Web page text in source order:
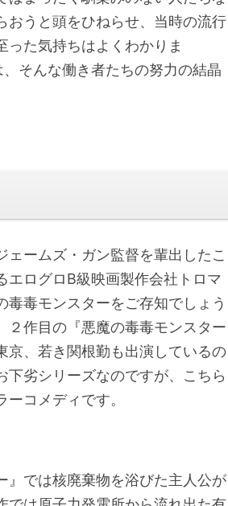
おうと頭をひねらせ、当時の流行
った気持ちはよくわかりま
そんな働き者たちの努力の結晶
ームズ・ガン監督を輩出したこ
エログロB級映画製作会社トロマ
毒モンスターをご存知でしょう
２作目の『悪魔の毒毒モンスター
京、若き関根勤も出演しているの
劣シリーズなのですが、こちら
コメディです。
』では核廃棄物を浴びた主人公が